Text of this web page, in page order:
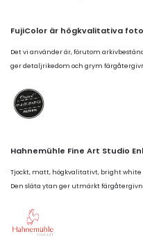
FujiColor är högkvalitativa
Det vi använder är, förutom
ger detaljrikedom och grym
Hahnemühle Fine Art Studio
Tjockt, matt, högkvalitativt, bright white
Den släta ytan ger utmärkt